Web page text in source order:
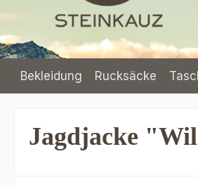
Bekleidung Rucksäcke
Jagdjacke